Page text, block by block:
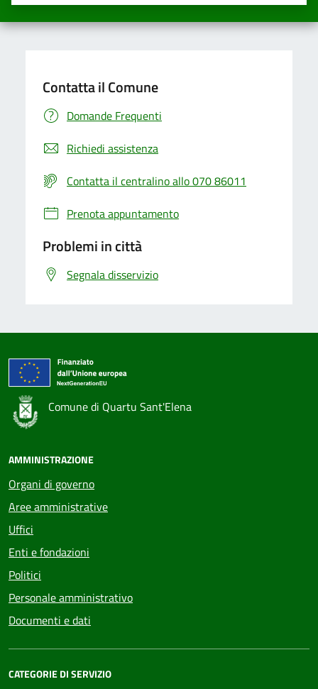
Contatta il Comune
Domande Frequenti
Richiedi assistenza
Contatta il centralino allo 070 86011
Prenota appuntamento
Problemi in città
Segnala disservizio
Comune di Quartu Sant'Elena
AMMINISTRAZIONE
Organi di governo
Aree amministrative
Uffici
Enti e fondazioni
Politici
Personale amministrativo
Documenti e dati
CATEGORIE DI SERVIZIO